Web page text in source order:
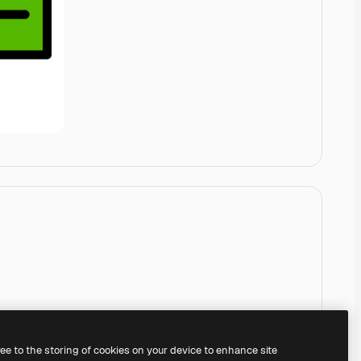
to the storing of cookies on your device to enhance site